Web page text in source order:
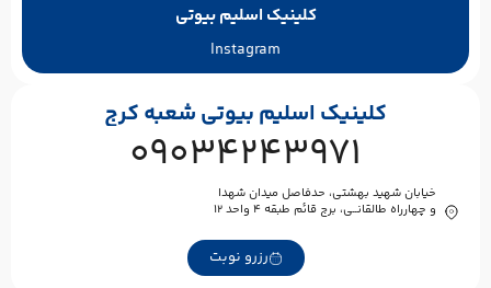
کلینیک اسلیم بیوتی
Instagram
کلینیک اسلیم بیوتی شعبه کرج
09034243971
خیابان شهید بهشتی، حدفاصل میدان شهدا
و چهارراه طالقانــی، برج قائم طبقه ۴ واحد ۱۲
رزرو نوبت